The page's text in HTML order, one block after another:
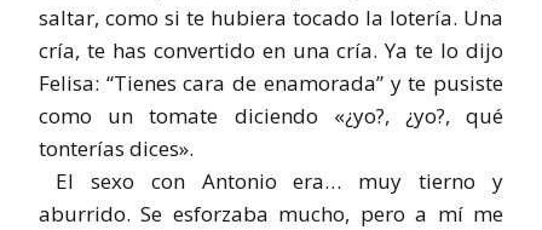
saltar, como si te hubiera tocado la lotería. Una
cría, te has convertido en una cría. Ya te lo dijo
Felisa: “Tienes cara de enamorada” y te pusiste
como un tomate diciendo «¿yo?, ¿yo?, qué
tonterías dices».
El sexo con Antonio era… muy tierno y
aburrido. Se esforzaba mucho, pero a mí me